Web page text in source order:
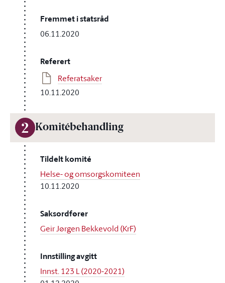
Fremmet i statsråd
06.11.2020
Referert
Referatsaker
10.11.2020
2 Komitébehandling
Tildelt komité
Helse- og omsorgskomiteen
10.11.2020
Saksordfører
Geir Jørgen Bekkevold (KrF)
Innstilling avgitt
Innst. 123 L (2020-2021)